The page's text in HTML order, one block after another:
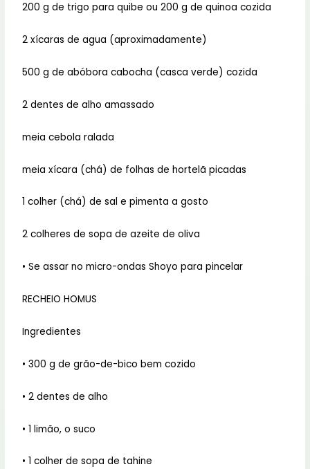
200 g de trigo para quibe ou 200 g de quinoa cozida
2 xícaras de agua (aproximadamente)
500 g de abóbora cabocha (casca verde) cozida
2 dentes de alho amassado
meia cebola ralada
meia xícara (chá) de folhas de hortelã picadas
1 colher (chá) de sal e pimenta a gosto
2 colheres de sopa de azeite de oliva
• Se assar no micro-ondas Shoyo para pincelar
RECHEIO HOMUS
Ingredientes
• 300 g de grão-de-bico bem cozido
• 2 dentes de alho
• 1 limão, o suco
• 1 colher de sopa de tahine